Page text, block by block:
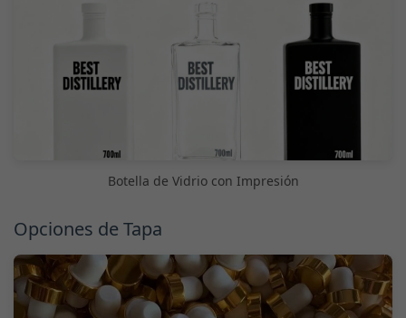
Botella de Vidrio con Impresión
Opciones de Tapa